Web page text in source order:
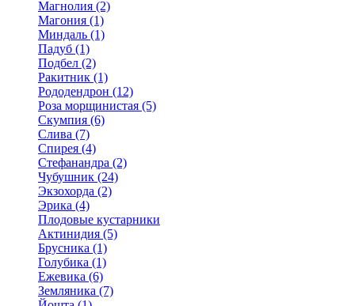
Магнолия (2)
Магония (1)
Миндаль (1)
Падуб (1)
Подбел (2)
Ракитник (1)
Рододендрон (12)
Роза морщинистая (5)
Скумпия (6)
Слива (7)
Спирея (4)
Стефанандра (2)
Чубушник (24)
Экзохорда (2)
Эрика (4)
Плодовые кустарники
Актинидия (5)
Брусника (1)
Голубика (1)
Ежевика (6)
Земляника (7)